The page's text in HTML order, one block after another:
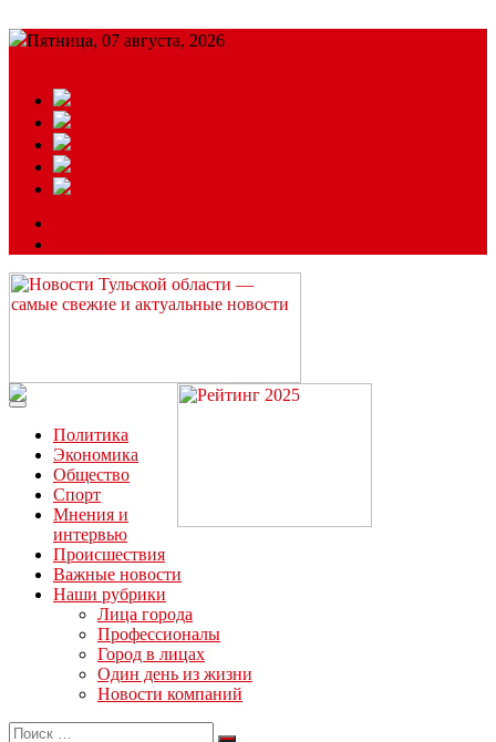
Пятница, 07 августа, 2026
Читайте последние новости дня в Тульской области на сайте
“ЗаНовомосковск”
Политика
Экономика
Общество
Спорт
Мнения и
интервью
Происшествия
Важные новости
Наши рубрики
Лица города
Профессионалы
Город в лицах
Один день из жизни
Новости компаний